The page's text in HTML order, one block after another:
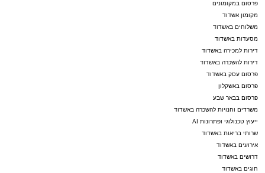
פרסום במקומונים
מקומון אשדוד
משלוחים באשדוד
מסעדות באשדוד
דירות למכירה באשדוד
דירות להשכרה באשדוד
פרסום עסק באשדוד
פרסום באשקלון
פרסום בבאר שבע
משרדים וחנויות להשכרה באשדוד
ייעוץ טכנולוגי ופתרונות AI
שרותי בריאות באשדוד
אירועים באשדוד
דרושים באשדוד
חוגים באשדוד